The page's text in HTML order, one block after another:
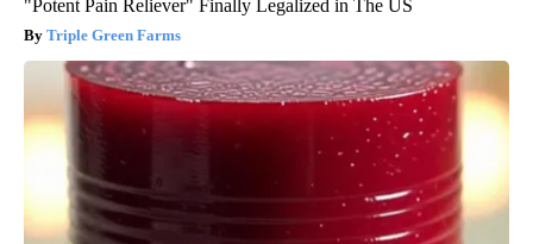
"Potent Pain Reliever" Finally Legalized in The US
Triple Green Farms